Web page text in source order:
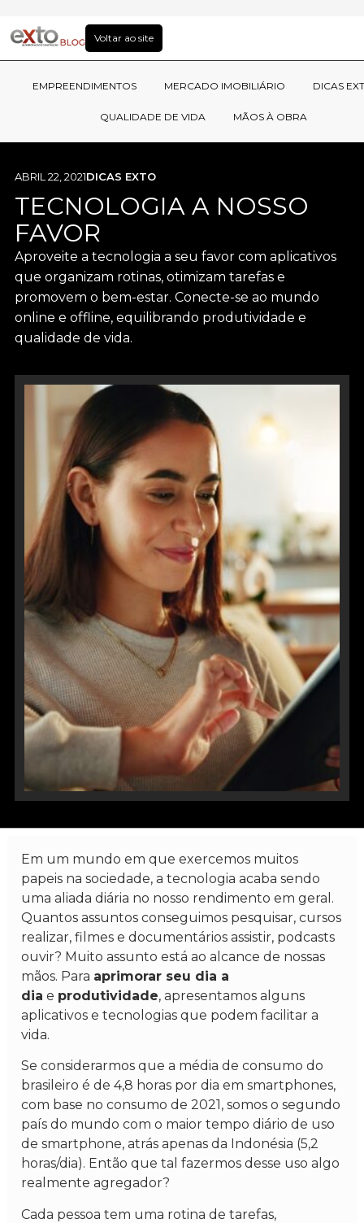
Voltar ao site
EMPREENDIMENTOS MERCADO IMOBILIÁRIO DICAS
QUALIDADE DE VIDA MÃOS À OBRA
Aproveite a tecnologia a seu favor com aplicativos
que organizam rotinas, otimizam tarefas e
promovem o bem-estar. Conecte-se ao mundo
online e offline, equilibrando produtividade e
qualidade de vida.
TECNOLOGIA A NOSSO
FAVOR
ABRIL 22, 2021DICAS EXTO
Em um mundo em que exercemos muitos
papeis na sociedade, a tecnologia acaba sendo
uma aliada diária no nosso rendimento em geral.
Quantos assuntos conseguimos pesquisar, cursos
realizar, filmes e documentários assistir, podcasts
ouvir? Muito assunto está ao alcance de nossas
mãos. Para aprimorar seu dia a
dia e produtividade, apresentamos alguns
aplicativos e tecnologias que podem facilitar a
vida.
Se considerarmos que a média de consumo do
brasileiro é de 4,8 horas por dia em smartphones,
com base no consumo de 2021, somos o segundo
país do mundo com o maior tempo diário de uso
de smartphone, atrás apenas da Indonésia (5,2
horas/dia). Então que tal fazermos desse uso algo
realmente agregador?
Cada pessoa tem uma rotina de tarefas,